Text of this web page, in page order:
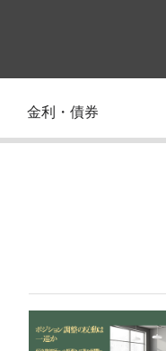
金利・債券